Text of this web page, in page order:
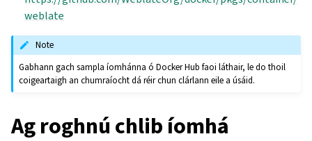
weblate
Note
Gabhann gach sampla íomhánna ó Docker Hub faoi láthair, le do thoil
coigeartaigh an chumraíocht dá réir chun clárlann eile a úsáid.
Ag roghnú chlib íomhá